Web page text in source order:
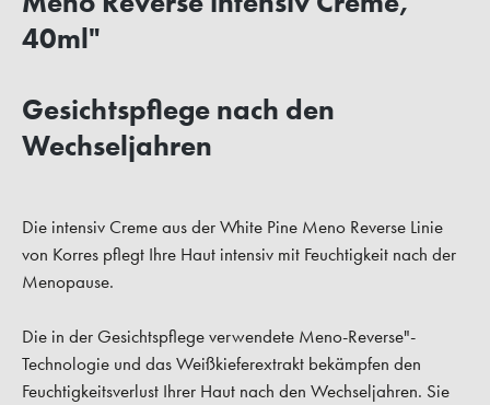
40ml"
Gesichtspflege nach den
Wechseljahren
Die intensiv Creme aus der White Pine Meno Reverse Linie
von Korres pflegt Ihre Haut intensiv mit Feuchtigkeit nach der
Menopause.
Die in der Gesichtspflege verwendete Meno-Reverse"-
Technologie und das Weißkieferextrakt bekämpfen den
Feuchtigkeitsverlust Ihrer Haut nach den Wechseljahren. Sie